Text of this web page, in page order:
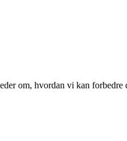
om, hvordan vi kan